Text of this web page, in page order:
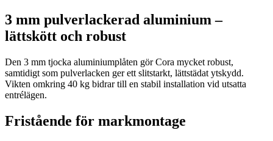
3 mm pulverlackerad aluminium –
lättskött och robust
Den 3 mm tjocka aluminiumplåten gör Cora mycket robust,
samtidigt som pulverlacken ger ett slitstarkt, lättstädat ytskydd.
Vikten omkring 40 kg bidrar till en stabil installation vid utsatta
entrélägen.
Fristående för markmontage